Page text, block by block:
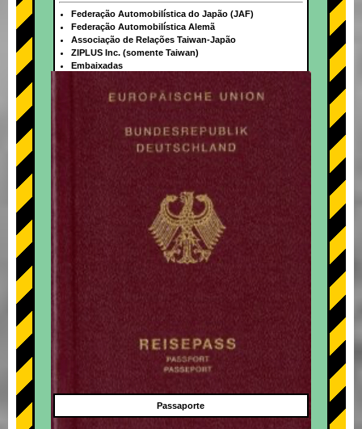
+
Federação Automobilística do Japão (JAF)
Federação Automobilística Alemã
Associação de Relações Taiwan-Japão
ZIPLUS Inc. (somente Taiwan)
Embaixadas
Passaporte